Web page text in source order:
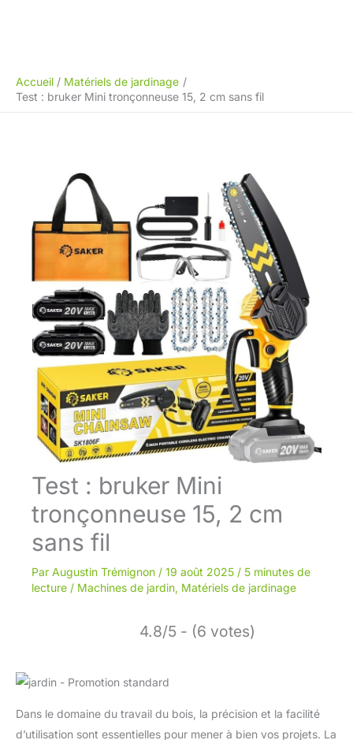
Accueil
Matériels de jardinage
Test : bruker Mini tronçonneuse 15, 2 cm sans fil
Test : bruker Mini
tronçonneuse 15, 2 cm
sans fil
Par Augustin Trémignon / 19 août 2025 / 5 minutes de
lecture / Machines de jardin, Matériels de jardinage
4.8/5 - (6 votes)
Dans le domaine du travail du bois, la précision et la facilité
d’utilisation sont essentielles pour mener à bien vos projets. La